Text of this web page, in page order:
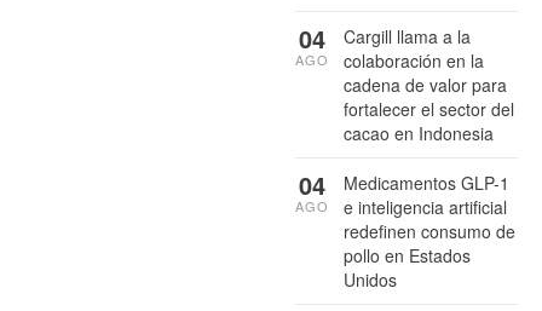
Cargill llama a la
colaboración en la
cadena de valor para
fortalecer el sector del
cacao en Indonesia
04
AGO
Medicamentos GLP-1
e inteligencia artificial
redefinen consumo de
pollo en Estados
Unidos
04
AGO